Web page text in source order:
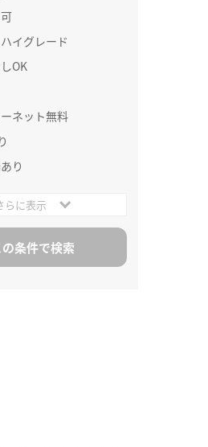
イグレード
OK
ネット無料
り
らに表示